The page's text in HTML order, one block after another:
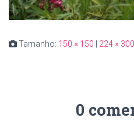
Tamanho: 150 × 150 224 × 300
0